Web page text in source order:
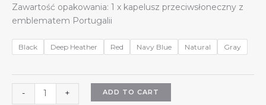
Zawartość opakowania: 1 x kapelusz przeciwsłoneczny z
emblematem Portugalii
Black Deep Heather Red Navy Blue Natural Gray
-
Portugalii
+ ADD TO CART